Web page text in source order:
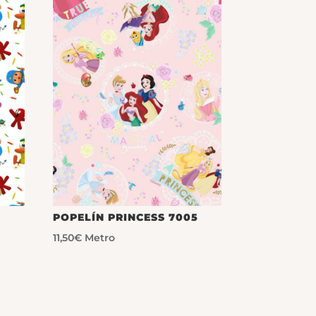
POPELÍN PRINCESS 7005
11,50€ Metro